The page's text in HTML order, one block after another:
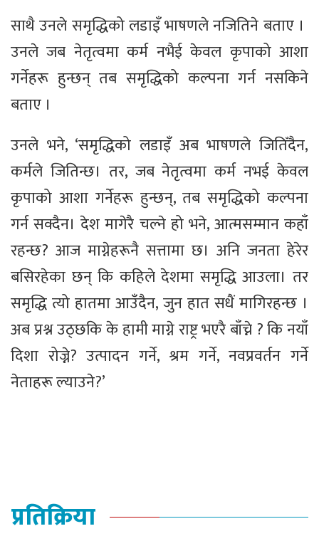
साथै उनले समृद्धिको लडाइँ भाषणले नजितिने बताए ।
उनले जब नेतृत्वमा कर्म नभैई केवल कृपाको आशा
गर्नेहरू हुन्छन् तब समृद्धिको कल्पना गर्न नसकिने
बताए ।
उनले भने, ‘समृद्धिको लडाइँ अब भाषणले जितिँदैन,
कर्मले जितिन्छ। तर, जब नेतृत्वमा कर्म नभई केवल
कृपाको आशा गर्नेहरू हुन्छन्, तब समृद्धिको कल्पना
गर्न सक्दैन। देश मागेरै चल्ने हो भने, आत्मसम्मान कहाँ
रहन्छ? आज माग्नेहरूनै सत्तामा छ। अनि जनता हेरेर
बसिरहेका छन् कि कहिले देशमा समृद्धि आउला। तर
समृद्धि त्यो हातमा आउँदैन, जुन हात सधैं मागिरहन्छ ।
अब प्रश्न उठ्छकि के हामी माग्ने राष्ट्र भएरै बाँच्ने ? कि नयाँ
दिशा रोज्ने? उत्पादन गर्ने, श्रम गर्ने, नवप्रवर्तन गर्ने
नेताहरू ल्याउने?’
प्रतिक्रिया